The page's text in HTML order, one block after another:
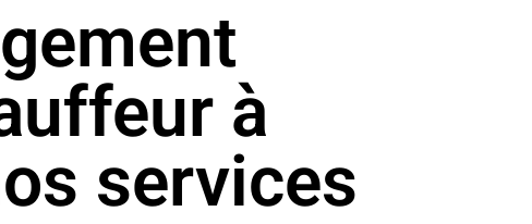
à
services